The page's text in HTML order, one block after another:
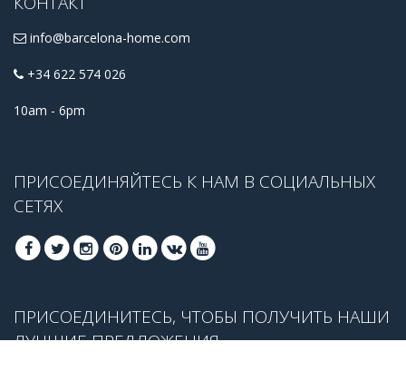
info@barcelona-home.com
+34 622 574 026
10am - 6pm
ПРИСОЕДИНЯЙТЕСЬ К НАМ В СОЦИАЛЬНЫХ
СЕТЯХ
ПРИСОЕДИНИТЕСЬ, ЧТОБЫ ПОЛУЧИТЬ НАШИ
ЛУЧШИЕ ПРЕДЛОЖЕНИЯ